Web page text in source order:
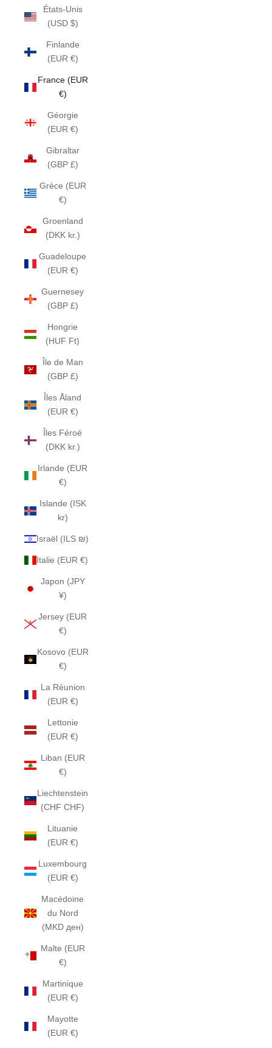
États-Unis
(USD $)
Finlande
(EUR €)
France (EUR
€)
Géorgie
(EUR €)
Gibraltar
(GBP £)
Grèce (EUR
€)
Groenland
(DKK kr.)
Guadeloupe
(EUR €)
Guernesey
(GBP £)
Hongrie
(HUF Ft)
Île de Man
(GBP £)
Îles Åland
(EUR €)
Îles Féroé
(DKK kr.)
Irlande (EUR
€)
Islande (ISK
kr)
Israël (ILS ₪)
Italie (EUR €)
Japon (JPY
¥)
Jersey (EUR
€)
Kosovo (EUR
€)
La Réunion
(EUR €)
Lettonie
(EUR €)
Liban (EUR
€)
Liechtenstein
(CHF CHF)
Lituanie
(EUR €)
Luxembourg
(EUR €)
Macédoine
du Nord
(MKD ден)
Malte (EUR
€)
Martinique
(EUR €)
Mayotte
(EUR €)